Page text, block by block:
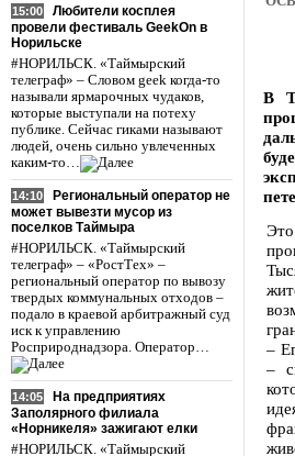
15:00
Любители косплея
провели фестиваль GeekOn в
Норильске
#НОРИЛЬСК. «Таймырский
телеграф» – Словом geek когда-то
называли ярмарочных чудаков,
которые выступали на потеху
публике. Сейчас гиками называют
людей, очень сильно увлеченных
каким-то…
14:10
Региональный оператор не
может вывезти мусор из
поселков Таймыра
#НОРИЛЬСК. «Таймырский
телеграф» – «РостТех» –
региональный оператор по вывозу
твердых коммунальных отходов –
подало в краевой арбитражный суд
иск к управлению
Росприроднадзора. Оператор…
14:05
На предприятиях
Заполярного филиала
«Норникеля» зажигают елки
#НОРИЛЬСК. «Таймырский
В
–
–